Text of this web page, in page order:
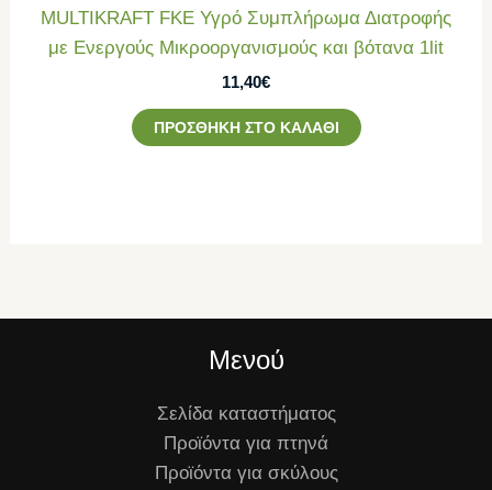
MULTIKRAFT FΚE Υγρό Συμπλήρωμα Διατροφής
με Ενεργούς Μικροοργανισμούς και βότανα 1lit
11,40€
ΠΡΟΣΘΉΚΗ ΣΤΟ ΚΑΛΆΘΙ
Μενού
Σελίδα καταστήματος
Προϊόντα για πτηνά
Προϊόντα για σκύλους